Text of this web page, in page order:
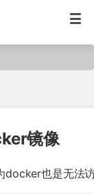
镜像
也是无法